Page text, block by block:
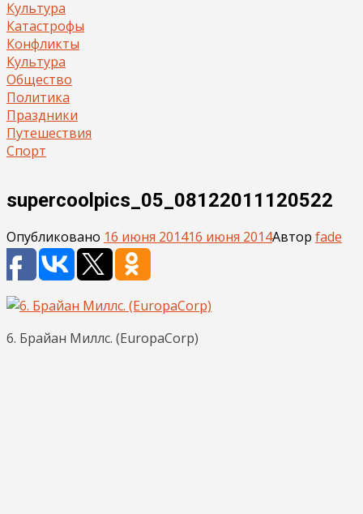
Культура
Катастрофы
Конфликты
Культура
Общество
Политика
Праздники
Путешествия
Спорт
supercoolpics_05_08122011120522
Опубликовано 16 июня 201416 июня 2014Автор fade
6. Брайан Миллс. (EuropaCorp)